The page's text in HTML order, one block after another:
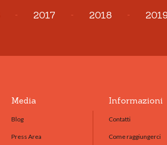
- 2017 - 2018 -
Media
Blog
Press Area
Informazioni
Contatti
Come raggiungerci